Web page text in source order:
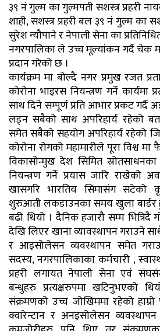
३९ नं गुल्म का गुल्मपती सशस्त्र प्रहरी
शाही, सशस्त्र प्रहरी बल ३९ नं गुल्म का
सुरेश न्यौपाने र नेपाली सेना का
नगरपालिका ले उच्च मूल्यांकन गर्दै चेक
प्रदान गरेको छ ।
कार्यक्रम मा बोल्दै नगर प्रमुख रजत
कोरोना भाइरस नियन्त्रण गर्ने कार्यमा
साथ दिने सम्पूर्ण प्रति आभार प्रकट गर्दै
लड्न सबैको साथ अपरिहार्य रहेको
समेत सबैको सहयोग अपरिहार्य रहेको
कोरोना रोगको महामारीले पूरा विश्व
विकासोन्मुख देश सिमित
नियन्त्रण गर्ने प्रयास जारि राखेको
खासगरि भारतिय सिमासंग सटेको
शुरुआती लकडाउनका समय खुला बार्डर
बढी थियो । दैनिक हजारौ सम्म
देखि लिएर खाना व्यावस्थापन गराउने
र आइसोलेसन व्यवस्थापन समेत
सदस्य, नगरपालिकाका कर्मचारी ,
प्रहरी लगायत नेपाली सेना एवं
बन्धुहरु प्रत्यक्षरुपमा खटिनुभएको
संक्रमणको उच्च जोखिममा रहेको
क्वारेन्टान र अनइसोलेसन